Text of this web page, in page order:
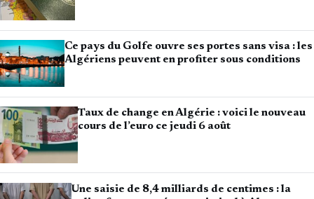
Ce pays du Golfe ouvre ses portes sans visa : les
Algériens peuvent en profiter sous conditions
Taux de change en Algérie : voici le nouveau
cours de l’euro ce jeudi 6 août
Une saisie de 8,4 milliards de centimes : la